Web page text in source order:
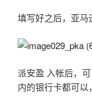
填写好之后，亚
派安盈 入帐后，
内的银行卡都可以，